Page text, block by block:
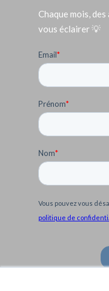
Chaque mois,
vous éclairer 💡